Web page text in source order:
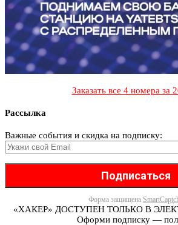
Заказать все 4 номера за
Рассылка
Важные события и скидка на подписку:
Форма защищена
«ХАКЕР» ДОСТУПЕН ТОЛЬКО В
Оформи подписку —